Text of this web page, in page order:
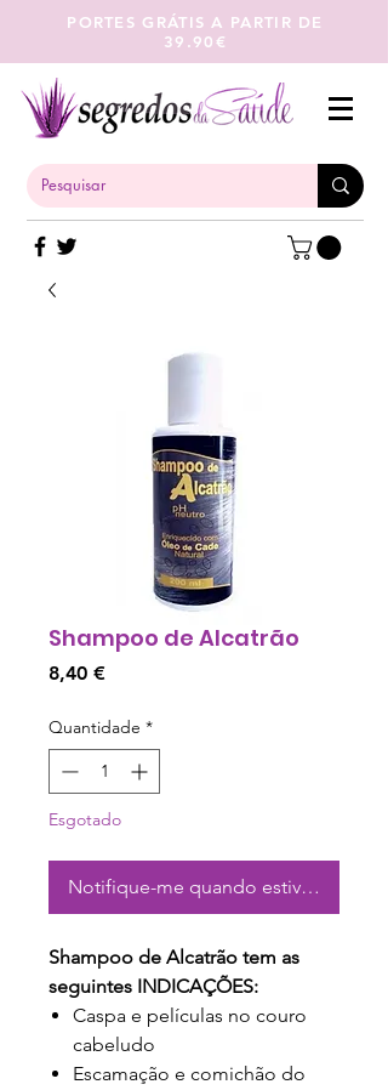
PORTES GRÁTIS A PARTIR DE
39.90€
Shampoo de Alcatrão
8,40 €Preço
Quantidade *
Esgotado
Notifique-me quando estiver
Shampoo de Alcatrão tem as
seguintes INDICAÇÕES:
Caspa e películas no couro
cabeludo
Escamação e comichão do